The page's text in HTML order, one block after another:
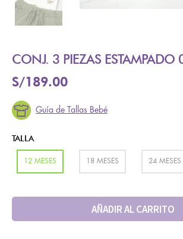
CONJ. 3 PIEZAS ESTAMPADO
S/189.00
Guía de Tallas Bebé
TALLA
12 MESES 18 MESES 24 MESES
AÑADIR AL CARRITO